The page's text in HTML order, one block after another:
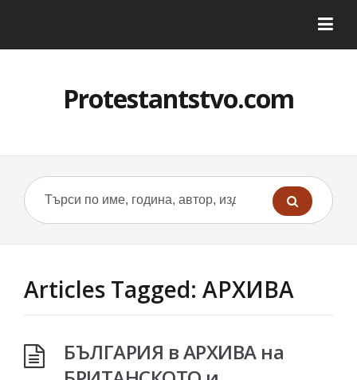
Protestantstvo.com
Articles Tagged: АРХИВА
БЪЛГАРИЯ в АРХИВА на